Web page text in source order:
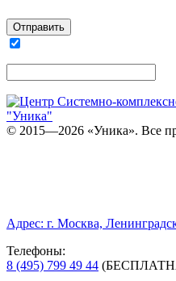
© 2015—2026 «Уника». Все
Адрес: г. Москва,
Телефоны:
8 (495) 799 49 44